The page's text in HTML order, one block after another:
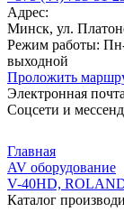
Адрес:
Минск, ул.
Режим работы:
выходной
Проложить
Электронная
Соцсети и
Главная
AV оборудование
V-40HD,
Каталог